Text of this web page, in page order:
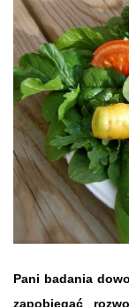
Pani badania
zapobiegać